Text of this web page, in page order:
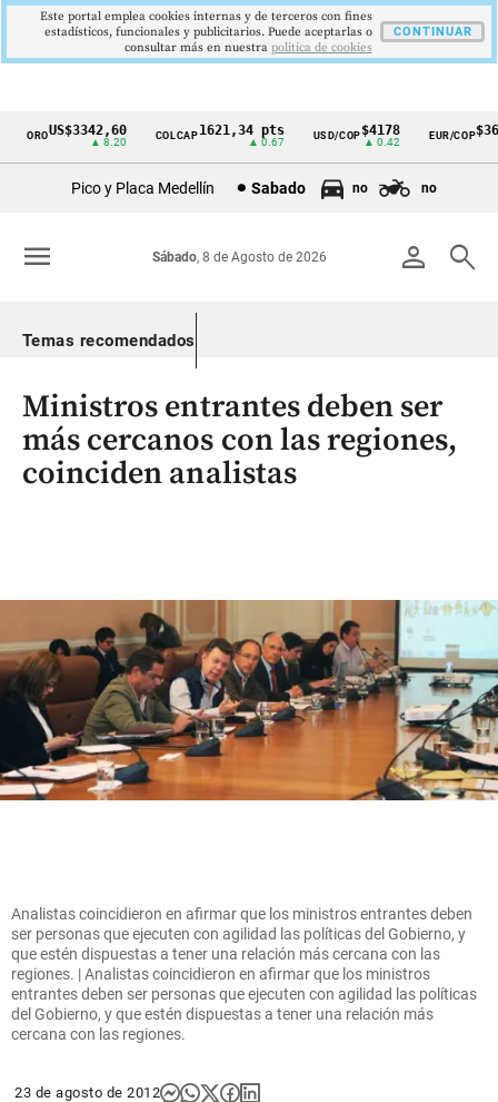
Cintillo
Colombia
OROUS$3342,60
▲ 8.20
COLCAP1621,34 pts
▲ 0.67
USD/COP$4178
▲ 0.42
EUR/COP$3639
Pico y Placa Medellín Sabado no no
person search
Sábado, 8 de Agosto de 2026
menu
Temas recomendados
Ministros entrantes deben ser
más cercanos con las regiones,
coinciden analistas
Analistas coincidieron en afirmar que los ministros entrantes deben
ser personas que ejecuten con agilidad las políticas del Gobierno, y
que estén dispuestas a tener una relación más cercana con las
regiones. | Analistas coincidieron en afirmar que los ministros
entrantes deben ser personas que ejecuten con agilidad las políticas
del Gobierno, y que estén dispuestas a tener una relación más
cercana con las regiones.
23 de agosto de 2012
Este portal emplea cookies internas y de terceros con fines
estadísticos, funcionales y publicitarios. Puede aceptarlas o
consultar más en nuestra politica de cookies
CONTINUAR